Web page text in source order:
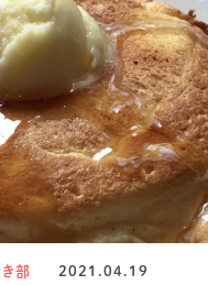
部 2021.04.19